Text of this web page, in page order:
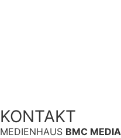
KONTAKT
MEDIENHAUS BMC MEDIA